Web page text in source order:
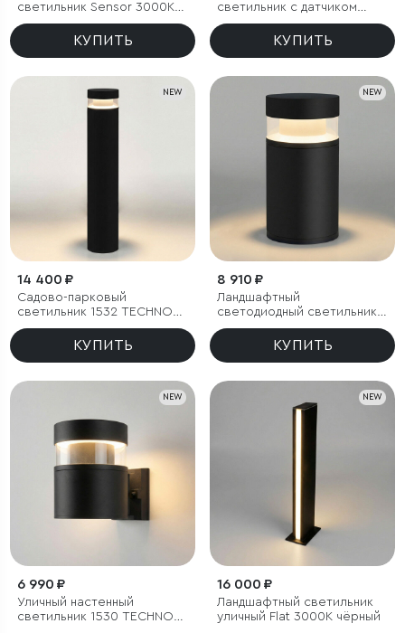
светильник Sensor 3000K
Чёрный IP54
КУПИТЬ
светильник с датчиком
движения Sensor 3000K
КУПИТЬ
NEW
14 400 ₽
Садово-парковый
светильник 1532 TECHNO
LED 3000K чёрный
КУПИТЬ
NEW
8 910 ₽
Ландшафтный
светодиодный светильник
1531 TECHNO LED 3000K
КУПИТЬ
NEW
6 990 ₽
Уличный настенный
светильник 1530 TECHNO
NEW
16 000 ₽
Ландшафтный светильник
уличный Flat 3000K чёрный